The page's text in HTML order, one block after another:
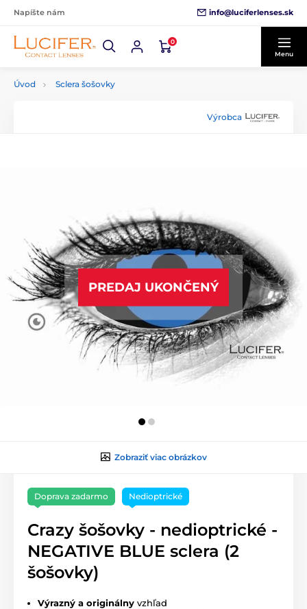
Napíšte nám info@luciferlenses.sk
0
Menu
Úvod Sclera šošovky
Výrobca
PREDAJ UKONČENÝ
Zobraziť viac obrázkov
Doprava zadarmo Nedioptrické
Crazy šošovky - nedioptrické -
NEGATIVE BLUE sclera (2
šošovky)
Výrazný a originálny vzhľad